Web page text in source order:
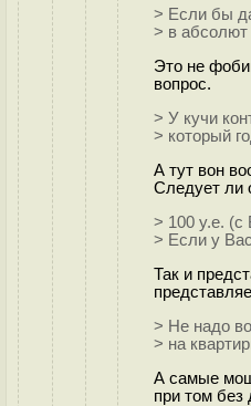
> Если бы
> в абсолют
Это не
вопрос.
> У кучи
> который
А тут вон
Следует ли
> 100 у.е. (с
> Если у
Так и
> Не надо
> на
А самые
при том без